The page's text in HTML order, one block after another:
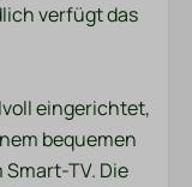
verfügt das
eingerichtet,
bequemen
TV. Die